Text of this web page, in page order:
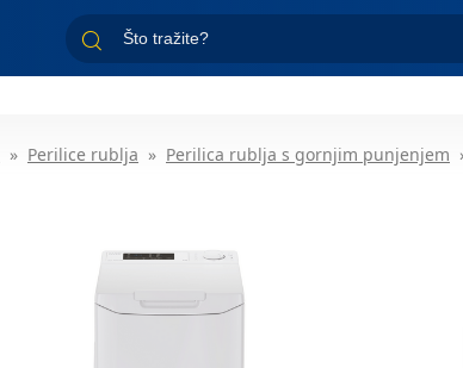
Perilice rublja Perilica rublja s gornjim punjenjem